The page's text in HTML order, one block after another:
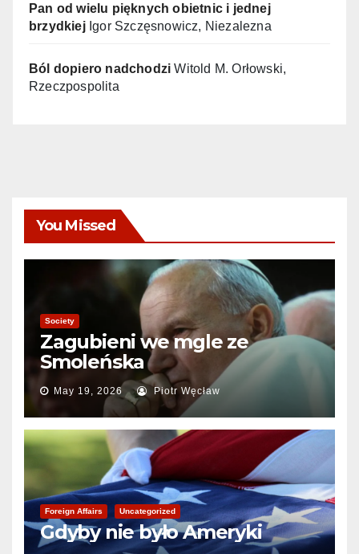
Pan od wielu pięknych obietnic i jednej
brzydkiejIgor Szczęsnowicz, Niezalezna
Ból dopiero nadchodzi Witold M. Orłowski,
Rzeczpospolita
You Missed
Society
Zagubieni we mgle ze
Smoleńska
May 19, 2026 Piotr Węcław
Foreign Affairs Uncategorized
Gdyby nie było Ameryki